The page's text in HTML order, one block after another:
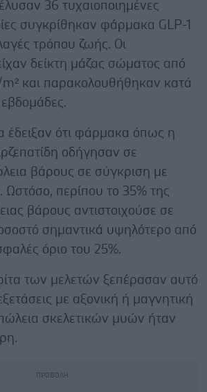
36 τυχαιοποιημένες
συγκρίθηκαν φάρμακα GLP-1
τρόπου ζωής. Οι
δείκτη μάζας σώματος από
και παρακολουθήθηκαν κατά
έδειξαν ότι φάρμακα όπως η
οδήγησαν σε
βάρους σε σύγκριση με
Ωστόσο, περίπου το 35% της
βάρους αντιστοιχούσε σε
σημαντικά υψηλότερο από
όριο του 25%.
των μελετών ξεπέρασαν αυτό
με αξονική ή μαγνητική
σκελετικών μυών ήταν